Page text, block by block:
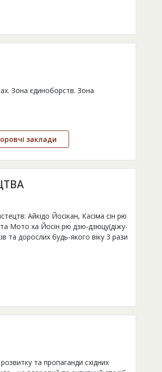
Зона єдиноборств. Зона
заклади
Айкідо Йосікан, Касіма сін рю
Мото ха Йосін рю дзю-дзюцу(діжу-
та дорослих будь-якого віку 3 рази
та пропаганди східних